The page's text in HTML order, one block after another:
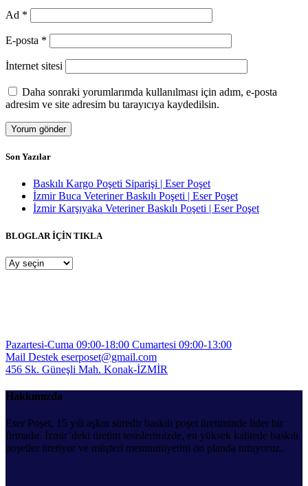
Ad *
E-posta *
İnternet sitesi
Daha sonraki yorumlarımda kullanılması için adım, e-posta
adresim ve site adresim bu tarayıcıya kaydedilsin.
Son Yazılar
Baskılı Kargo Poşeti Siparişi | Eser Poşet
İzmir Buca Veteriner Baskılı Poşeti | Eser Poşet
İzmir Karşıyaka Veteriner Baskılı Poşeti | Eser Poşet
BLOGLAR İÇİN TIKLA
BLOGLAR
Pazartesi-Cuma 09:00-18:00 Cumartesi 09:00-13:00
Mail Destek eserposet@gmail.com
456 Sk. Güneşli Mah. Konak-İZMİR
Hakkımızda
Eser Poşet, 15 yılı aşkın süredir baskılı poşet üretiminde lider bir
firmadır. İzmir’deki üretim tesislerimizde, en yüksek kalitede baskılı
poşetler üretiyor ve müşteri memnuniyetini ön planda tutuyoruz..